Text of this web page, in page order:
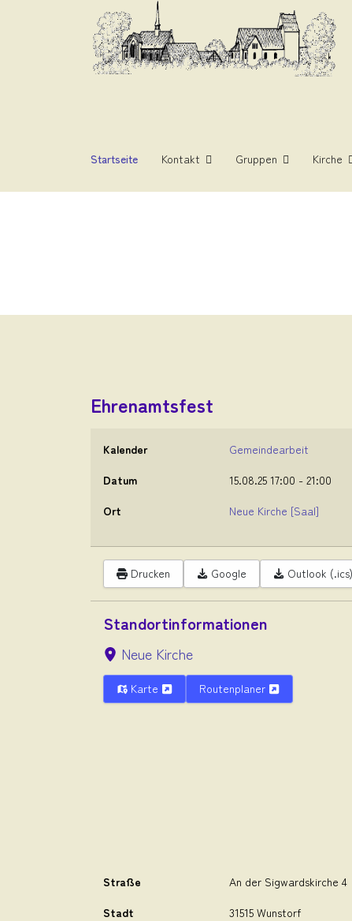
Startseite Kontakt Gruppen Kirche
Ehrenamtsfest
Kalender
Gemeindearbeit
Datum
15.08.25 17:00 - 21:00
Ort
Neue Kirche [Saal]
Drucken Google Outlook (.ics)
Standortinformationen
Neue Kirche
Karte Routenplaner
Straße
An der Sigwardskirche 4
Stadt
31515 Wunstorf